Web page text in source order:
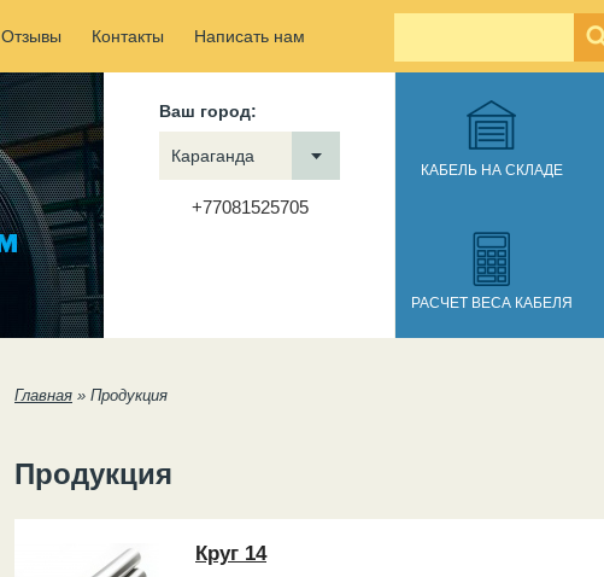
Отзывы Контакты Написать нам
Ваш город:
Караганда
+77081525705
КАБЕЛЬ НА СКЛАДЕ
РАСЧЕТ ВЕСА КАБЕЛЯ
Вы здесь
Главная » Продукция
Продукция
Круг 14